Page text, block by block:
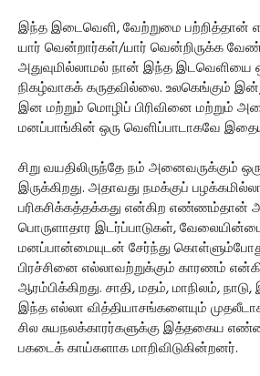
இந்த இடைவெளி, வேற்றுமை பற்றித்தான்
யார் வென்றார்கள்/யார் வென்றிருக்க
அதுவுமில்லாமல் நான் இந்த இடவெளியை
நிகழ்வாகக் கருதவில்லை. உலகெங்கும்
இன மற்றும் மொழிப் பிரிவினை மற்றும்
மனப்பாங்கின் ஒரு வெளிப்பாடாகவே
சிறு வயதிலிருந்தே நம் அனைவருக்கும்
இருக்கிறது. அதாவது நமக்குப்
பரிகசிக்கத்தக்கது என்கிற எண்ணம்தான்
பொருளாதார இடர்ப்பாடுகள்,
மனப்பான்மையுடன் சேர்ந்து
பிரச்சினை எல்லாவற்றுக்கும் காரணம்
ஆரம்பிக்கிறது. சாதி, மதம், மாநிலம்,
இந்த எல்லா வித்தியாசங்களையும்
சில சுயநலக்காரர்களுக்கு இத்தகைய
பகடைக் காய்களாக மாறிவிடுகின்றனர்.